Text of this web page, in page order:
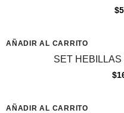
$
AÑADIR AL CARRITO
SET
$
AÑADIR AL CARRITO